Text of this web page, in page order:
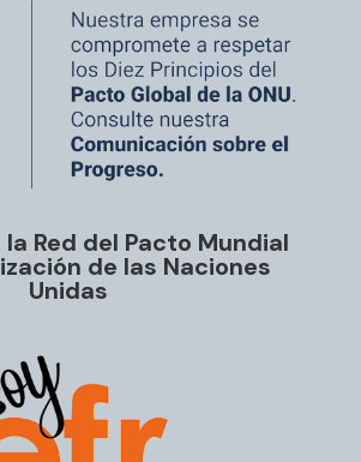
Red del Pacto Mundial
de las Naciones
Unidas